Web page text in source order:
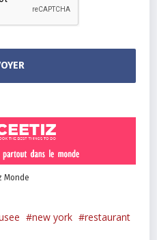
Monde
new york
restaurant